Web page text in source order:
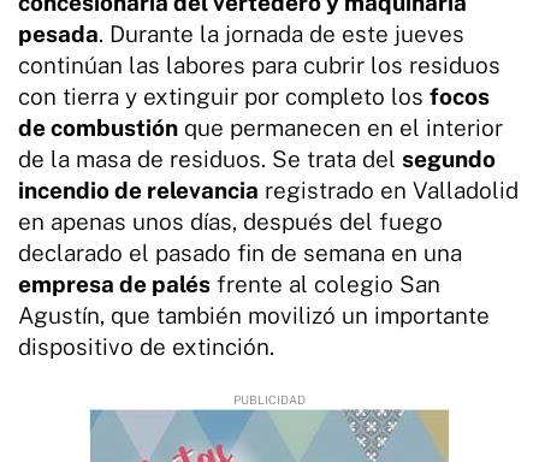
pesada. Durante la jornada de este jueves
continúan las labores para cubrir los residuos
con tierra y extinguir por completo los focos
de combustión que permanecen en el interior
de la masa de residuos. Se trata del segundo
incendio de relevancia registrado en Valladolid
en apenas unos días, después del fuego
declarado el pasado fin de semana en una
empresa de palés frente al colegio San
Agustín, que también movilizó un importante
dispositivo de extinción.